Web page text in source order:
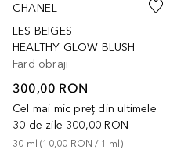
CHANEL
LES BEIGES
HEALTHY GLOW BLUSH
Fard obraji
300,00 RON
Cel mai mic preț din ultimele
30 de zile 300,00 RON
30 ml (10,00 RON / 1 ml)
+